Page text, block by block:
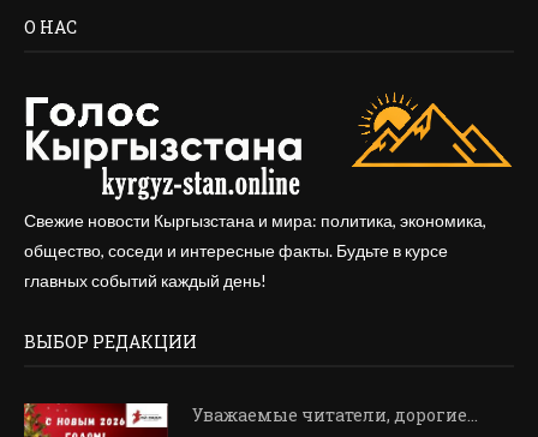
О НАС
Свежие новости Кыргызстана и мира: политика, экономика,
общество, соседи и интересные факты. Будьте в курсе
главных событий каждый день!
ВЫБОР РЕДАКЦИИ
Уважаемые читатели, дорогие…